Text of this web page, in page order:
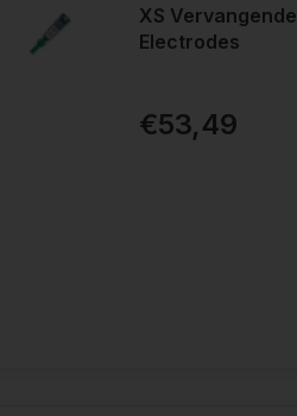
XS Vervangende
Electrodes
€53,49